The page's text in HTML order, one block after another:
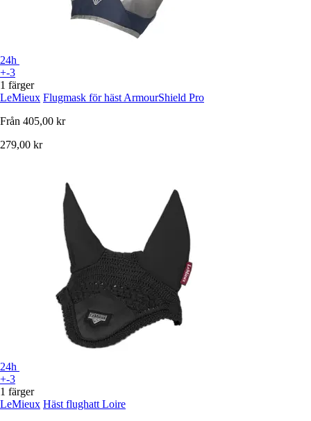
24h
+-3
1 färger
LeMieux Flugmask för häst ArmourShield Pro
Från 405,00 kr
279,00 kr
24h
+-3
1 färger
LeMieux Häst flughatt Loire